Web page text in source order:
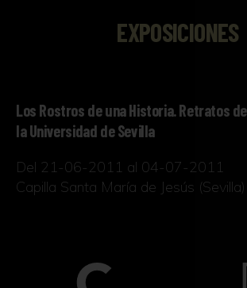
EXPOSICIONES
Los Rostros de una Historia. Retratos
la Universidad de Sevilla
Del 21-06-2011 al 04-07-2011
Capilla Santa María de Jesús (Sevilla)